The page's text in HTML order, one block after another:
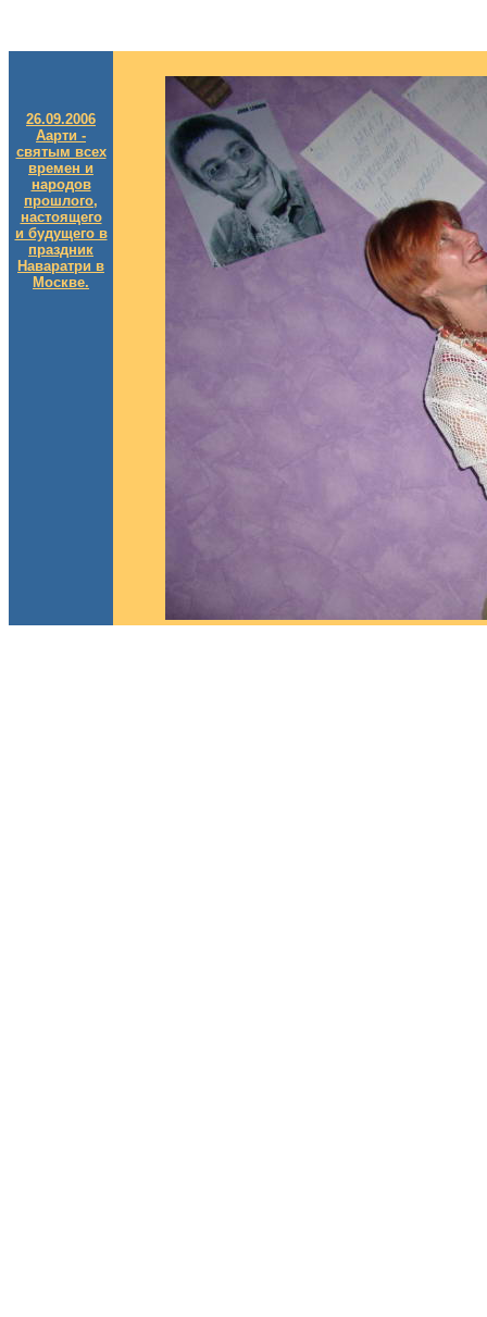
26.09.2006
Аарти -
святым всех
времен и
народов
прошлого,
настоящего
и будущего в
праздник
Наваратри в
Москве.